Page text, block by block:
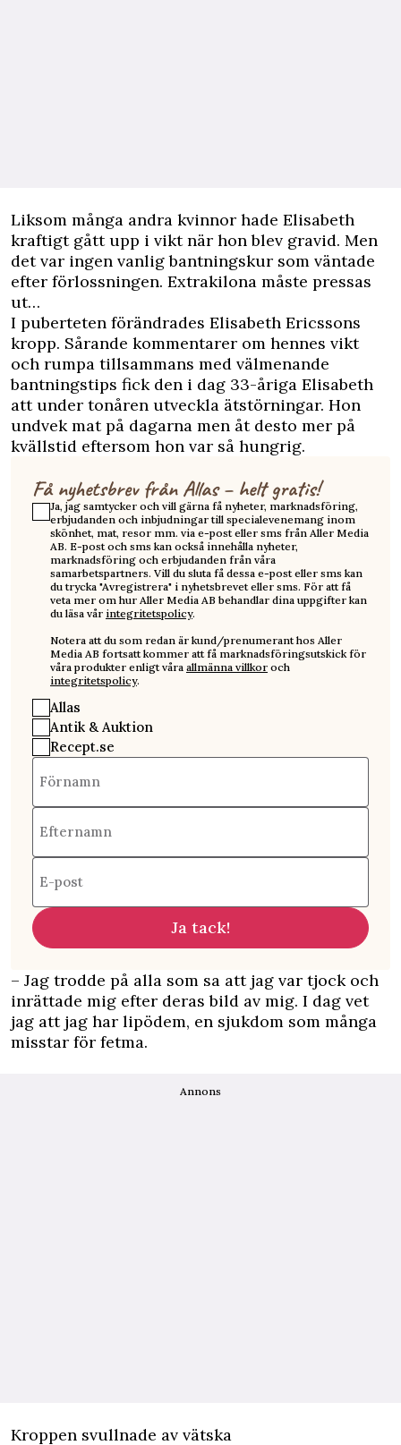
Liksom många andra kvinnor hade Elisabeth
kraftigt gått upp i vikt när hon blev gravid. Men
det var ingen vanlig bantningskur som väntade
efter förlossningen. Extrakilona måste pressas
ut…
I puberteten förändrades Elisabeth Ericssons
kropp. Sårande kommentarer om hennes vikt
och rumpa tillsammans med välmenande
bantningstips fick den i dag 33-åriga Elisabeth
att under tonåren utveckla ätstörningar. Hon
undvek mat på dagarna men åt desto mer på
kvällstid eftersom hon var så hungrig.
Få nyhetsbrev från Allas – helt gratis!
Ja, jag samtycker och vill gärna få nyheter, marknadsföring,
erbjudanden och inbjudningar till specialevenemang inom
skönhet, mat, resor mm. via e-post eller sms från Aller Media
AB. E-post och sms kan också innehålla nyheter,
marknadsföring och erbjudanden från våra
samarbetspartners. Vill du sluta få dessa e-post eller sms kan
du trycka "Avregistrera" i nyhetsbrevet eller sms. För att få
veta mer om hur Aller Media AB behandlar dina uppgifter kan
du läsa vår integritetspolicy.
Notera att du som redan är kund/prenumerant hos Aller
Media AB fortsatt kommer att få marknadsföringsutskick för
våra produkter enligt våra allmänna villkor och
integritetspolicy.
Allas
Antik & Auktion
Recept.se
Förnamn
Efternamn
E-post
Ja tack!
– Jag trodde på alla som sa att jag var tjock och
inrättade mig efter deras bild av mig. I dag vet
jag att jag har lipödem, en sjukdom som många
misstar för fetma.
Annons
Kroppen svullnade av vätska